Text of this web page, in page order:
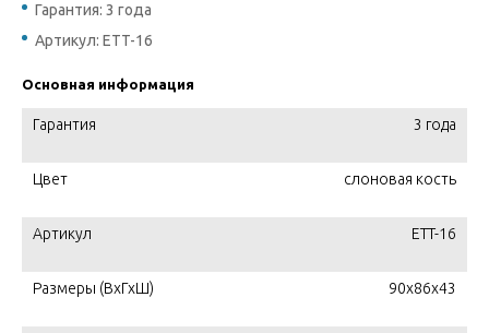
Гарантия: 3 года
Артикул: ETT-16
Основная информация
Гарантия 3 года
Цвет слоновая кость
Артикул ETT-16
Размеры (ВхГхШ) 90х86х43